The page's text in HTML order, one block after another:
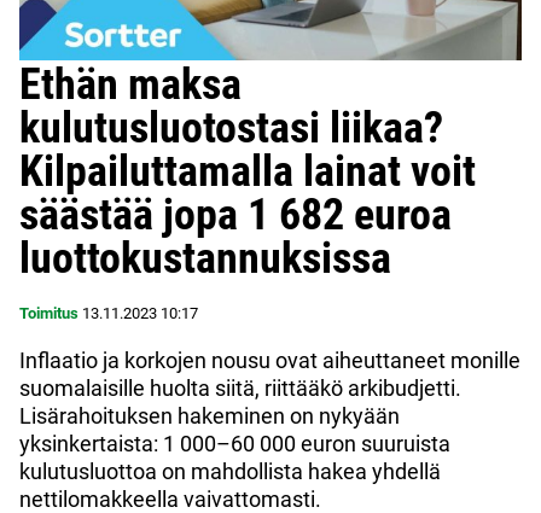
Ethän maksa
kulutusluotostasi liikaa?
Kilpailuttamalla lainat voit
säästää jopa 1 682 euroa
luottokustannuksissa
Toimitus 13.11.2023 10:17
Inflaatio ja korkojen nousu ovat aiheuttaneet monille
suomalaisille huolta siitä, riittääkö arkibudjetti.
Lisärahoituksen hakeminen on nykyään
yksinkertaista: 1 000–60 000 euron suuruista
kulutusluottoa on mahdollista hakea yhdellä
nettilomakkeella vaivattomasti.